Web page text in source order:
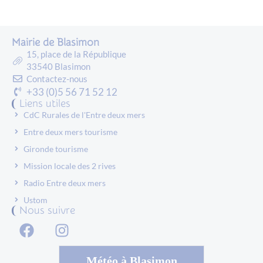
Mairie de Blasimon
15, place de la République
33540 Blasimon
Contactez-nous
+33 (0)5 56 71 52 12
Liens utiles
CdC Rurales de l'Entre deux mers
Entre deux mers tourisme
Gironde tourisme
Mission locale des 2 rives
Radio Entre deux mers
Ustom
Nous suivre